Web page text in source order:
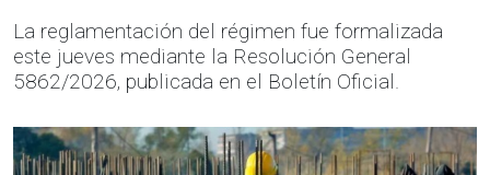
La reglamentación del régimen fue formalizada
este jueves mediante la Resolución General
5862/2026, publicada en el Boletín Oficial.